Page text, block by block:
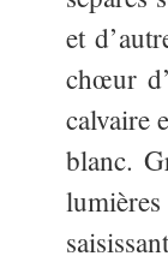
et
chœur
calvaire
blanc.